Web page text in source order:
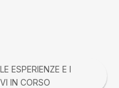
ESPERIENZE E I
IN CORSO